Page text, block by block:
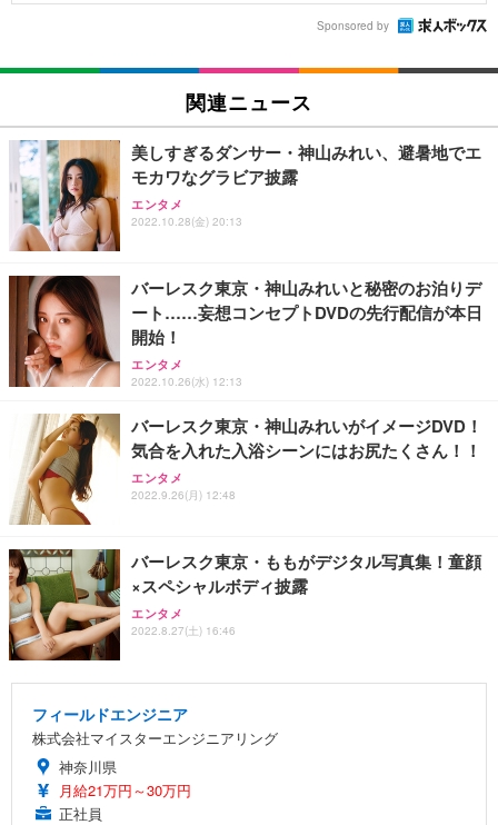
Sponsored by
関連ニュース
美しすぎるダンサー・神山みれい、避暑地でエ
モカワなグラビア披露
エンタメ
2022.10.28(金) 20:13
バーレスク東京・神山みれいと秘密のお泊りデ
ート……妄想コンセプトDVDの先行配信が本日
開始！
エンタメ
2022.10.26(水) 12:13
バーレスク東京・神山みれいがイメージDVD！
気合を入れた入浴シーンにはお尻たくさん！！
エンタメ
2022.9.26(月) 12:48
バーレスク東京・ももがデジタル写真集！童顔
×スペシャルボディ披露
エンタメ
2022.8.27(土) 16:46
フィールドエンジニア
株式会社マイスターエンジニアリング
神奈川県
月給21万円～30万円
正社員